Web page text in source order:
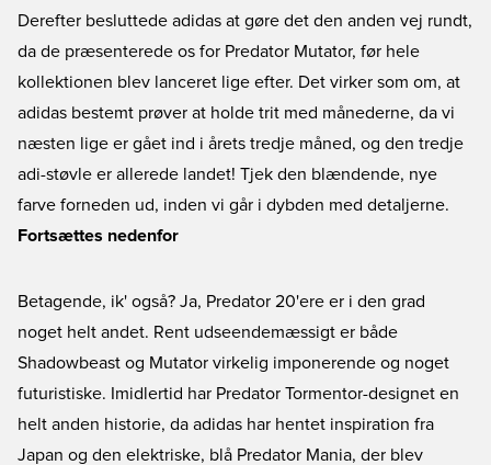
Derefter besluttede adidas at gøre det den anden vej rundt,
da de præsenterede os for Predator Mutator, før hele
kollektionen blev lanceret lige efter. Det virker som om, at
adidas bestemt prøver at holde trit med månederne, da vi
næsten lige er gået ind i årets tredje måned, og den tredje
adi-støvle er allerede landet! Tjek den blændende, nye
farve forneden ud, inden vi går i dybden med detaljerne.
Fortsættes nedenfor
Betagende, ik' også? Ja, Predator 20'ere er i den grad
noget helt andet. Rent udseendemæssigt er både
Shadowbeast og Mutator virkelig imponerende og noget
futuristiske. Imidlertid har Predator Tormentor-designet en
helt anden historie, da adidas har hentet inspiration fra
Japan og den elektriske, blå Predator Mania, der blev